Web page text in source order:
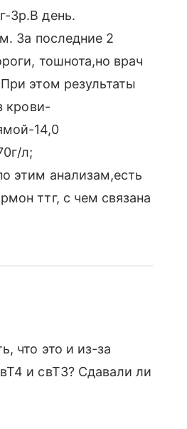
3р.В день.
За последние 2
тошнота,но врач
этом результаты
крови-
14,0
л;
этим анализам,есть
ттг, с чем связана
что это и из-за
и свТ3? Сдавали ли